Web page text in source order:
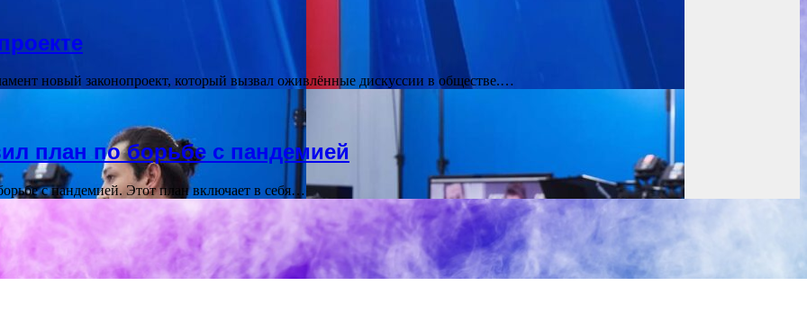
новый законопроект, который вызвал оживлённые дискуссии в обществе.…
план по борьбе с пандемией
с пандемией. Этот план включает в себя…